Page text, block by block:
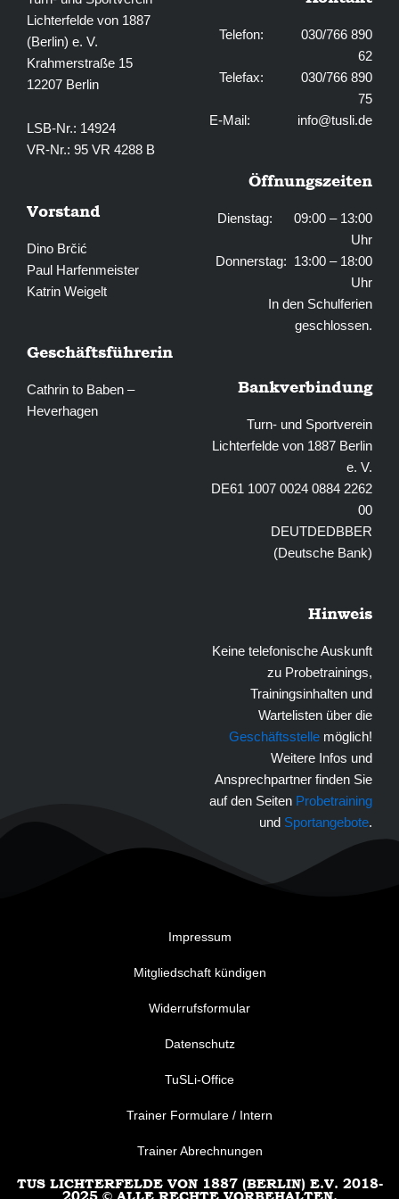
Lichterfelde von 1887
(Berlin) e. V.
Krahmerstraße 15
12207 Berlin
LSB-Nr.: 14924
VR-Nr.: 95 VR 4288 B
Vorstand
Dino Brčić
Paul Harfenmeister
Katrin Weigelt
Geschäftsführerin
Cathrin to Baben –
Heverhagen
Telefon: 030/766 890
62
Telefax: 030/766 890
75
E-Mail: info@tusli.de
Öffnungszeiten
Dienstag: 09:00 – 13:00
Uhr
Donnerstag: 13:00 – 18:00
Uhr
In den Schulferien
geschlossen.
Bankverbindung
Turn- und Sportverein
Lichterfelde von 1887 Berlin
e. V.
DE61 1007 0024 0884 2262
00
DEUTDEDBBER
(Deutsche Bank)
Hinweis
Keine telefonische Auskunft
zu Probetrainings,
Trainingsinhalten und
Wartelisten über die
Geschäftsstelle möglich!
Weitere Infos und
Ansprechpartner finden Sie
auf den Seiten Probetraining
und Sportangebote.
Impressum
Mitgliedschaft kündigen
Widerrufsformular
Datenschutz
TuSLi-Office
Trainer Formulare / Intern
Trainer Abrechnungen
TUS LICHTERFELDE VON 1887 (BERLIN) E.V. 2018-